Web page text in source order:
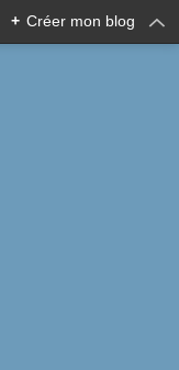
+ Créer mon blog